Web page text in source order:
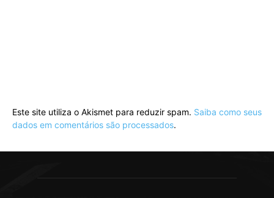
Este site utiliza o Akismet para reduzir spam. Saiba como seus
dados em comentários são processados.